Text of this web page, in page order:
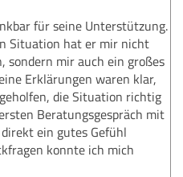
für seine Unterstützung.
Situation hat er mir nicht
mir auch ein großes
Erklärungen waren klar,
die Situation richtig
Beratungsgespräch mit
ein gutes Gefühl
konnte ich mich